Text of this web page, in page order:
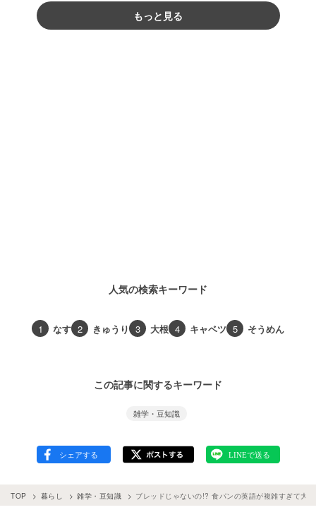
もっと見る
人気の検索キーワード
1 なす 2 きゅうり 3 大根 4 キャベツ 5 そうめん
この記事に関するキーワード
雑学・豆知識
TOP 暮らし 雑学・豆知識 ブレッドじゃないの!? 食パンの英語が複雑すぎて大